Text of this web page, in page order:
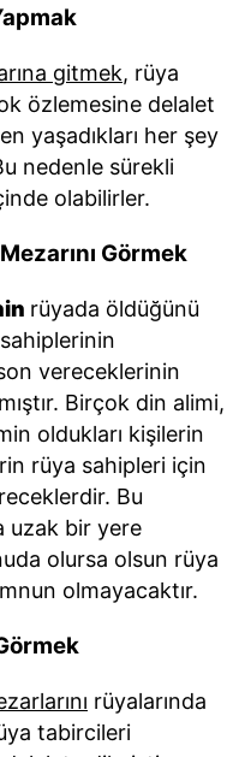
gitmek, rüya
özlemesine delalet
yaşadıkları her şey
nedenle sürekli
olabilirler.
Görmek
rüyada öldüğünü
vereceklerinin
Birçok din alimi,
oldukları kişilerin
rüya sahipleri için
Bu
uzak bir yere
olursa olsun rüya
olmayacaktır.
rüyalarında
tabircileri